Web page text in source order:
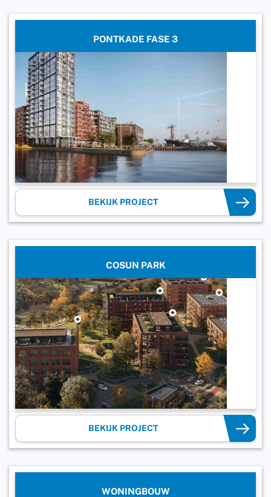
PONTKADE FASE 3
BEKIJK PROJECT
COSUN PARK
BEKIJK PROJECT
WONINGBOUW